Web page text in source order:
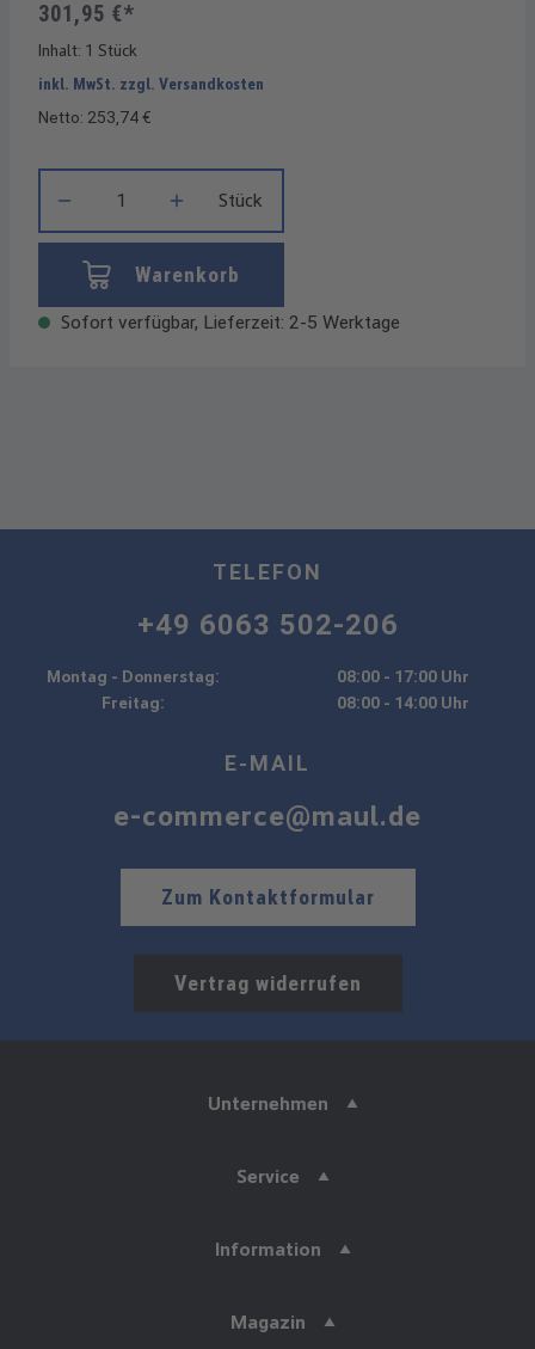
301,95 €*
Inhalt: 1 Stück
inkl. MwSt. zzgl. Versandkosten
Netto: 253,74 €
Stück
Warenkorb
Sofort verfügbar, Lieferzeit: 2-5 Werktage
TELEFON
+49 6063 502-206
Montag - Donnerstag:
08:00 - 17:00 Uhr
Freitag:
08:00 - 14:00 Uhr
E-MAIL
e-commerce@maul.de
Zum Kontaktformular
Vertrag widerrufen
Unternehmen
Service
Information
Magazin